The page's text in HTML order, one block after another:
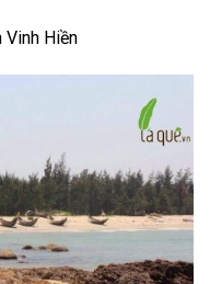
Vinh Hiền